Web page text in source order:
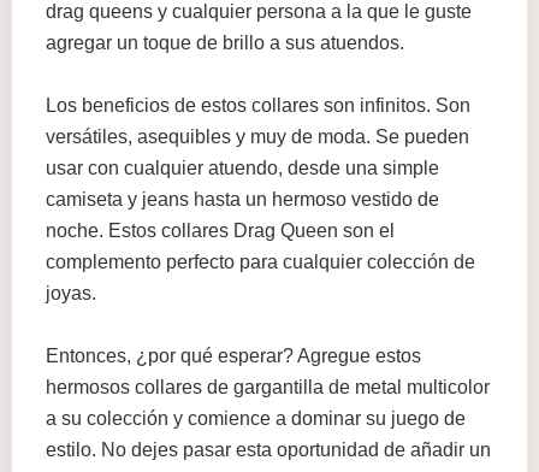
drag queens y cualquier persona a la que le guste
agregar un toque de brillo a sus atuendos.
Los beneficios de estos collares son infinitos. Son
versátiles, asequibles y muy de moda. Se pueden
usar con cualquier atuendo, desde una simple
camiseta y jeans hasta un hermoso vestido de
noche. Estos collares Drag Queen son el
complemento perfecto para cualquier colección de
joyas.
Entonces, ¿por qué esperar? Agregue estos
hermosos collares de gargantilla de metal multicolor
a su colección y comience a dominar su juego de
estilo. No dejes pasar esta oportunidad de añadir un